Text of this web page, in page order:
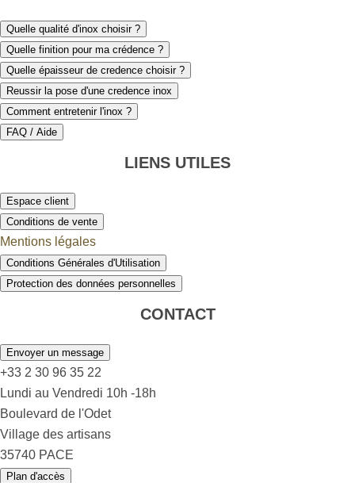
Quelle qualité d'inox choisir ?
Quelle finition pour ma crédence ?
Quelle épaisseur de credence choisir ?
Reussir la pose d'une credence inox
Comment entretenir l'inox ?
FAQ / Aide
LIENS UTILES
Espace client
Conditions de vente
Mentions légales
Conditions Générales d'Utilisation
Protection des données personnelles
CONTACT
Envoyer un message
+33 2 30 96 35 22
Lundi au Vendredi 10h -18h
Boulevard de l'Odet
Village des artisans
35740 PACE
Plan d'accès